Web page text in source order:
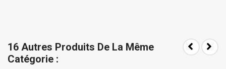
16 Autres Produits De La Même
Catégorie :